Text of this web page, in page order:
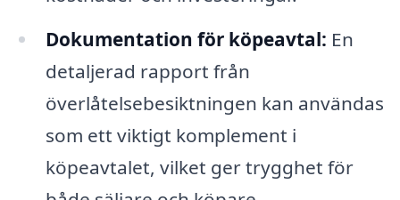
Dokumentation för köpeavtal: En
detaljerad rapport från
överlåtelsebesiktningen kan användas
som ett viktigt komplement i
köpeavtalet, vilket ger trygghet för